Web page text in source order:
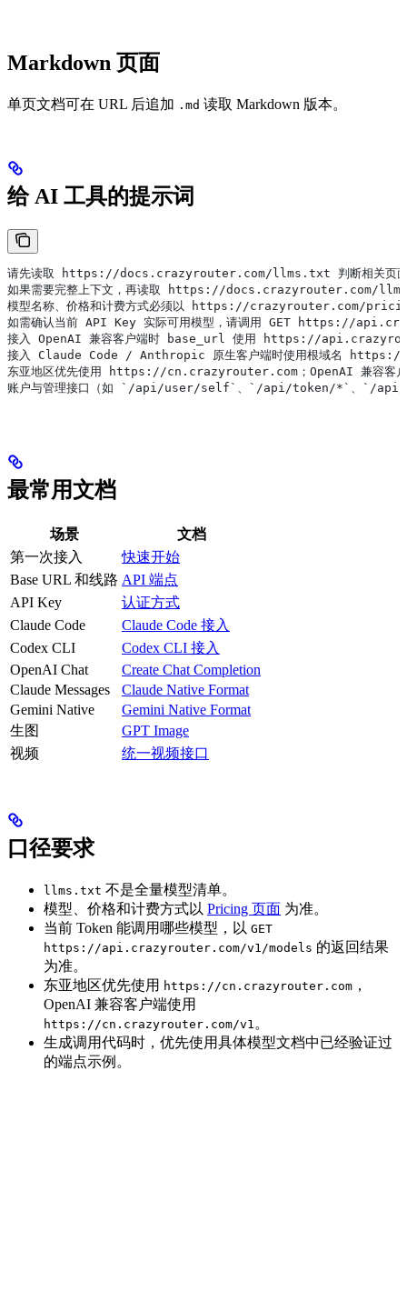
Markdown 页面
单页文档可在 URL 后追加 .md 读取 Markdown 版本。
给 AI 工具的提示词
请先读取 https://docs.crazyrouter.com/llms.txt 判断相关页
如果需要完整上下文，再读取 https://docs.crazyrouter.com/
模型名称、价格和计费方式必须以 https://crazyrouter.com/
如需确认当前 API Key 实际可用模型，请调用 GET https://
接入 OpenAI 兼容客户端时 base_url 使用 https://
接入 Claude Code / Anthropic 原生客户端时使用根域名
东亚地区优先使用 https://cn.crazyrouter.com；OpenAI 兼容
账户与管理接口（如 `/api/user/self`、`/api/token/*`、`/api/
最常用文档
场景
文档
第一次接入
快速开始
Base URL 和线路 API 端点
API Key
认证方式
Claude Code
Claude Code 接入
Codex CLI
Codex CLI 接入
OpenAI Chat
Create Chat Completion
Claude Messages
Claude Native Format
Gemini Native
Gemini Native Format
生图
GPT Image
视频
统一视频接口
口径要求
llms.txt 不是全量模型清单。
模型、价格和计费方式以 Pricing 页面 为准。
当前 Token 能调用哪些模型，以 GET
https://api.crazyrouter.com/v1/models 的返回结果
为准。
东亚地区优先使用 https://cn.crazyrouter.com ，
OpenAI 兼容客户端使用
https://cn.crazyrouter.com/v1 。
生成调用代码时，优先使用具体模型文档中已经验证过
的端点示例。